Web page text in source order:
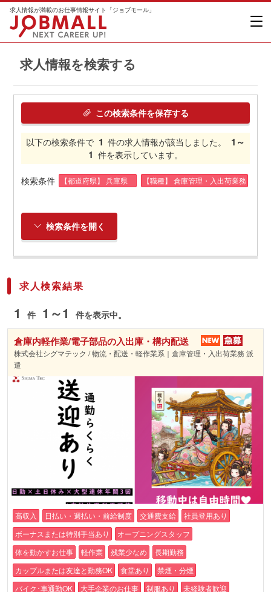
求人情報が満載のお仕事情報サイト「ジョブモール」
求人情報を検索する
この検索条件を保存する
以下の検索条件で 1 件の求人情報が該当しました。
1～
1 件を表示しています。
検索条件 【都道府県】 兵庫県 【職種】 倉庫管理・入出荷業務
検索条件を開く
求人検索結果
1 件 1～1 件を表示中。
倉庫内軽作業/電子部品の入出庫・構内配送
株式会社シグマテック / 物流・配送・軽作業系｜倉庫管理・入出荷業務 派
遣
高収入 日払い・週払い・前給制度 交通費支給
社員登用あり
ボーナスまたは特別手当あり
オープニングスタッフ
体を動かすお仕事
軽作業 残業少なめ
長期勤務
カップルまたは友達と勤務OK
食堂あり
禁煙・分煙
バイク･車通勤OK
大手企業のお仕事 制服あり
未経験者歓迎